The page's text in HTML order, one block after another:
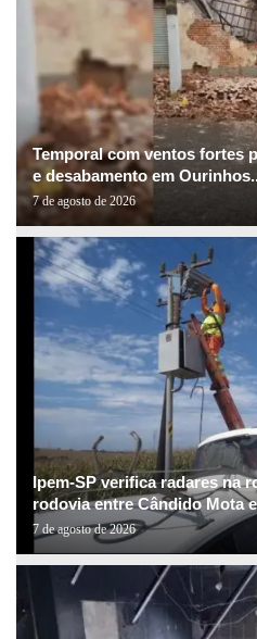
Temporal com ventos fortes
e desabamento em
7 de agosto de 2026
Ipem-SP verifica radares na
rodovia entre Cândido Mota
7 de agosto de 2026